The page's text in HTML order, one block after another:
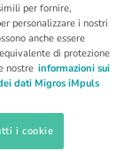
per fornire,
personalizzare i nostri
anche essere
di protezione
nostre informazioni sui
dati Migros iMpuls
i cookie